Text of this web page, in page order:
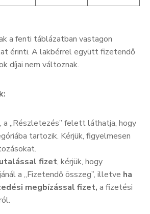
a fenti táblázatban vastagon
érinti. A lakbérrel együtt fizetendő
díjai nem változnak.
a „Részletezés” felett láthatja, hogy
tartozik. Kérjük, figyelmesen
fizet, kérjük, hogy
a „Fizetendő összeg”, illetve ha
megbízással fizet, a fizetési